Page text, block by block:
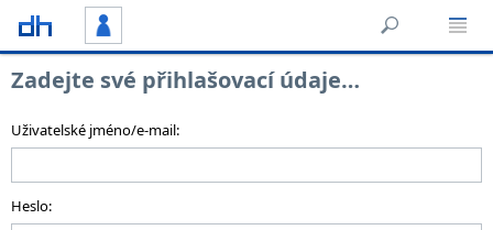
Zadejte své přihlašovací údaje…
Uživatelské jméno/e-mail:
Heslo: